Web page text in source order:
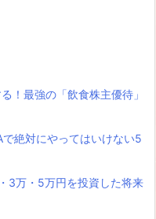
！最強の「飲食株主優待」
で絶対にやってはいけない5
3万・5万円を投資した将来